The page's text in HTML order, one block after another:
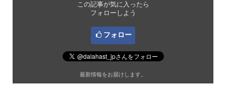
この記事が気に入ったら
フォローしよう
フォロー
最新情報をお届けします。